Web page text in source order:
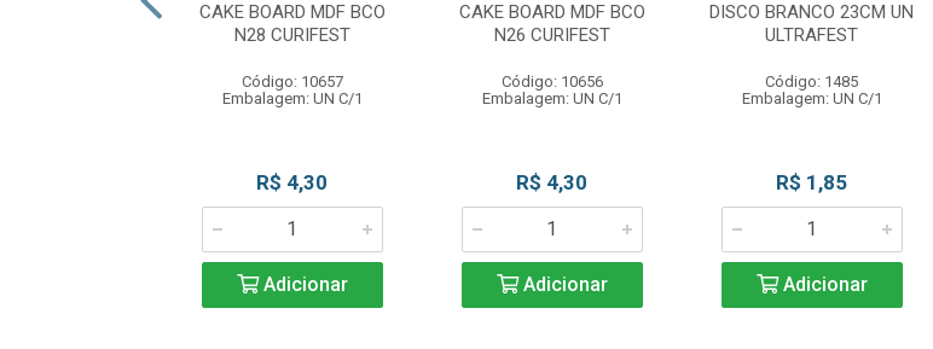
CAKE BOARD MDF BCO
N28 CURIFEST
Código: 10657
Embalagem: UN C/1
R$ 4,30
Adicionar
CAKE BOARD MDF BCO
N26 CURIFEST
Código: 10656
Embalagem: UN C/1
R$ 4,30
Adicionar
DISCO BRANCO 23CM UN
ULTRAFEST
Código: 1485
Embalagem: UN C/1
R$ 1,85
Adicionar